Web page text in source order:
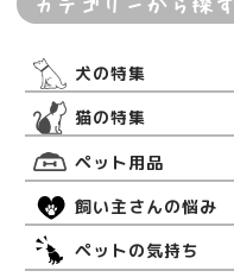
犬の特集
猫の特集
ペット用品
飼い主さんの悩み
ペットの気持ち